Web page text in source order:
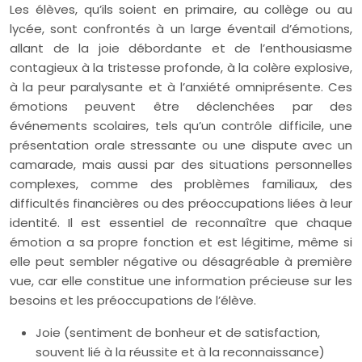
Les élèves, qu’ils soient en primaire, au collège ou au
lycée, sont confrontés à un large éventail d’émotions,
allant de la joie débordante et de l’enthousiasme
contagieux à la tristesse profonde, à la colère explosive,
à la peur paralysante et à l’anxiété omniprésente. Ces
émotions peuvent être déclenchées par des
événements scolaires, tels qu’un contrôle difficile, une
présentation orale stressante ou une dispute avec un
camarade, mais aussi par des situations personnelles
complexes, comme des problèmes familiaux, des
difficultés financières ou des préoccupations liées à leur
identité. Il est essentiel de reconnaître que chaque
émotion a sa propre fonction et est légitime, même si
elle peut sembler négative ou désagréable à première
vue, car elle constitue une information précieuse sur les
besoins et les préoccupations de l’élève.
Joie (sentiment de bonheur et de satisfaction,
souvent lié à la réussite et à la reconnaissance)